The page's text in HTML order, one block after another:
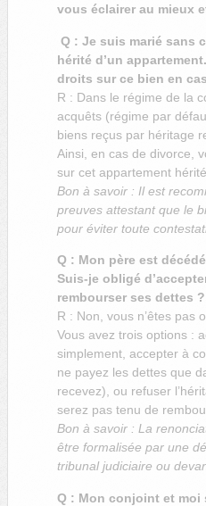
vous éclairer au mieux
Q : Je suis marié sans
hérité d’un
droits sur ce bien en
R : Dans le régime de la
acquêts (régime par
biens reçus par héritage
Ainsi, en cas de divorce,
sur cet appartement hérité.
Bon à savoir : Il est
preuves attestant que le
pour éviter toute
Q : Mon père est
Suis-je obligé
rembourser ses dettes ?
R : Non, vous n’êtes pas
Vous avez trois options :
simplement, accepter à
ne payez les dettes que
recevez), ou refuser
serez pas tenu de
Bon à savoir : La
être formalisée par une
tribunal judiciaire ou
Q : Mon conjoint et moi